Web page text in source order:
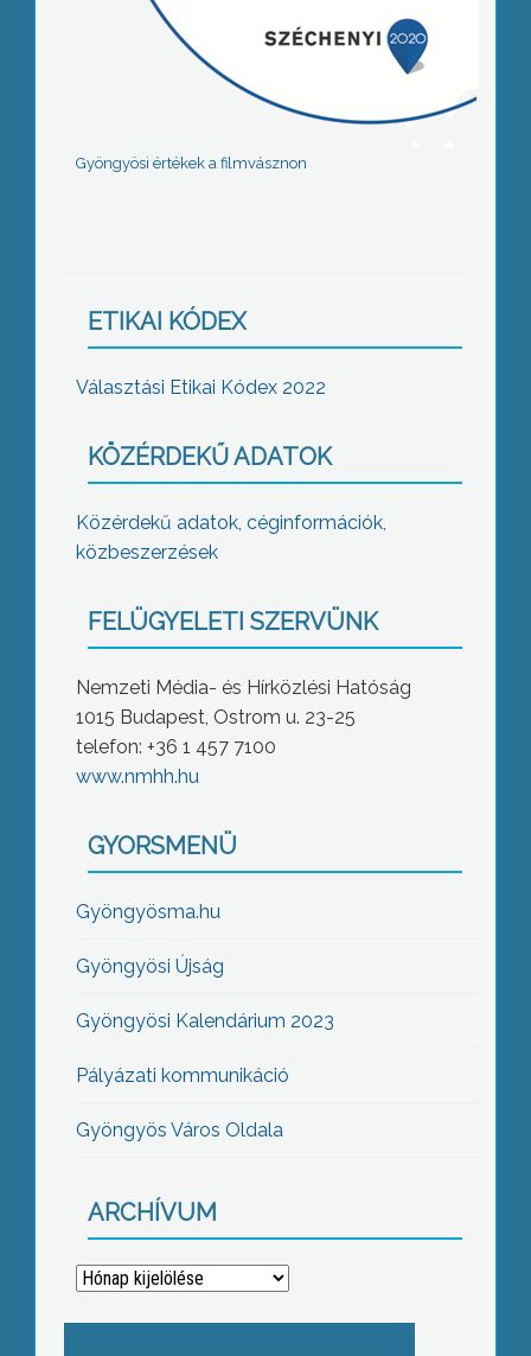
Gyöngyösi értékek a filmvásznon
ETIKAI KÓDEX
Választási Etikai Kódex 2022
KÖZÉRDEKŰ ADATOK
Közérdekű adatok, céginformációk,
közbeszerzések
FELÜGYELETI SZERVÜNK
Nemzeti Média- és Hírközlési Hatóság
1015 Budapest, Ostrom u. 23-25
telefon: +36 1 457 7100
www.nmhh.hu
GYORSMENÜ
Gyöngyösma.hu
Gyöngyösi Újság
Gyöngyösi Kalendárium 2023
Pályázati kommunikáció
Gyöngyös Város Oldala
ARCHÍVUM
Archívum